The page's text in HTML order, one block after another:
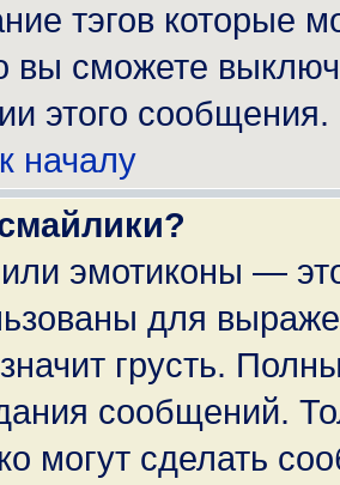
тэгов которые
вы сможете
этого сообщения.
началу
эмотиконы —
для
грусть.
сообщений.
могут сделать